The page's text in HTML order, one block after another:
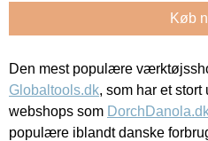
Køb
Den mest populære
Globaltools.dk, som har et
webshops som
populære iblandt danske